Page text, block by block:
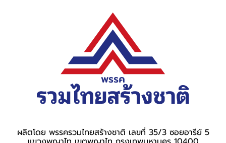
ผลิตโดย พรรครวมไทยสร้างชาติ เลขที่ 35/3 ซอยอารีย์ 5